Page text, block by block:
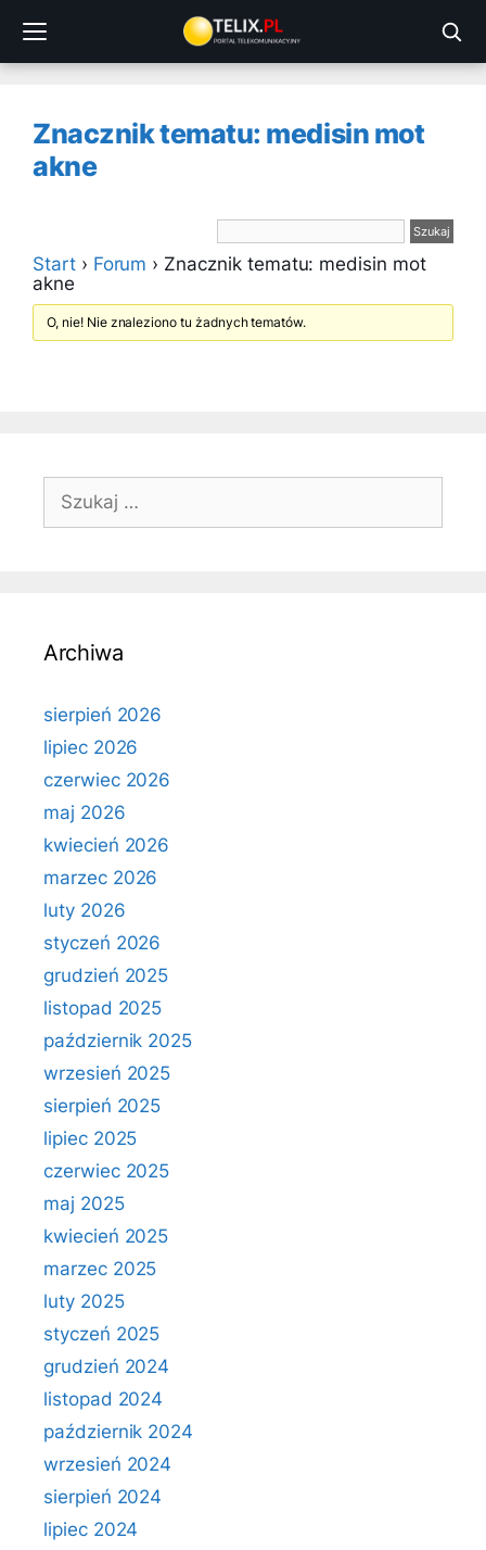
treści
Znacznik tematu: medisin mot
akne
Start › Forum › Znacznik tematu: medisin mot
akne
O, nie! Nie znaleziono tu żadnych tematów.
Szukaj:
Archiwa
sierpień 2026
lipiec 2026
czerwiec 2026
maj 2026
kwiecień 2026
marzec 2026
luty 2026
styczeń 2026
grudzień 2025
listopad 2025
październik 2025
wrzesień 2025
sierpień 2025
lipiec 2025
czerwiec 2025
maj 2025
kwiecień 2025
marzec 2025
luty 2025
styczeń 2025
grudzień 2024
listopad 2024
październik 2024
wrzesień 2024
sierpień 2024
lipiec 2024